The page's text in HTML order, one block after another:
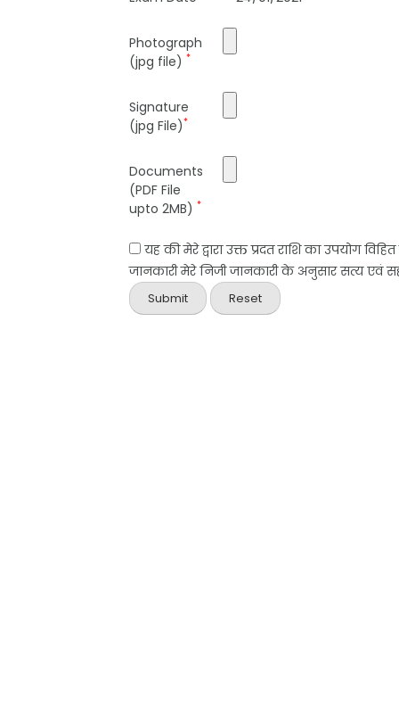
Photograph
(jpg file) *
Signature
(jpg File)*
Documents
(PDF File
upto 2MB) *
यह की मेरे द्वारा उक्त प्रदत राशि का उपयोग
जानकारी मेरे निजी जानकारी के अनुसार सत्य एवं